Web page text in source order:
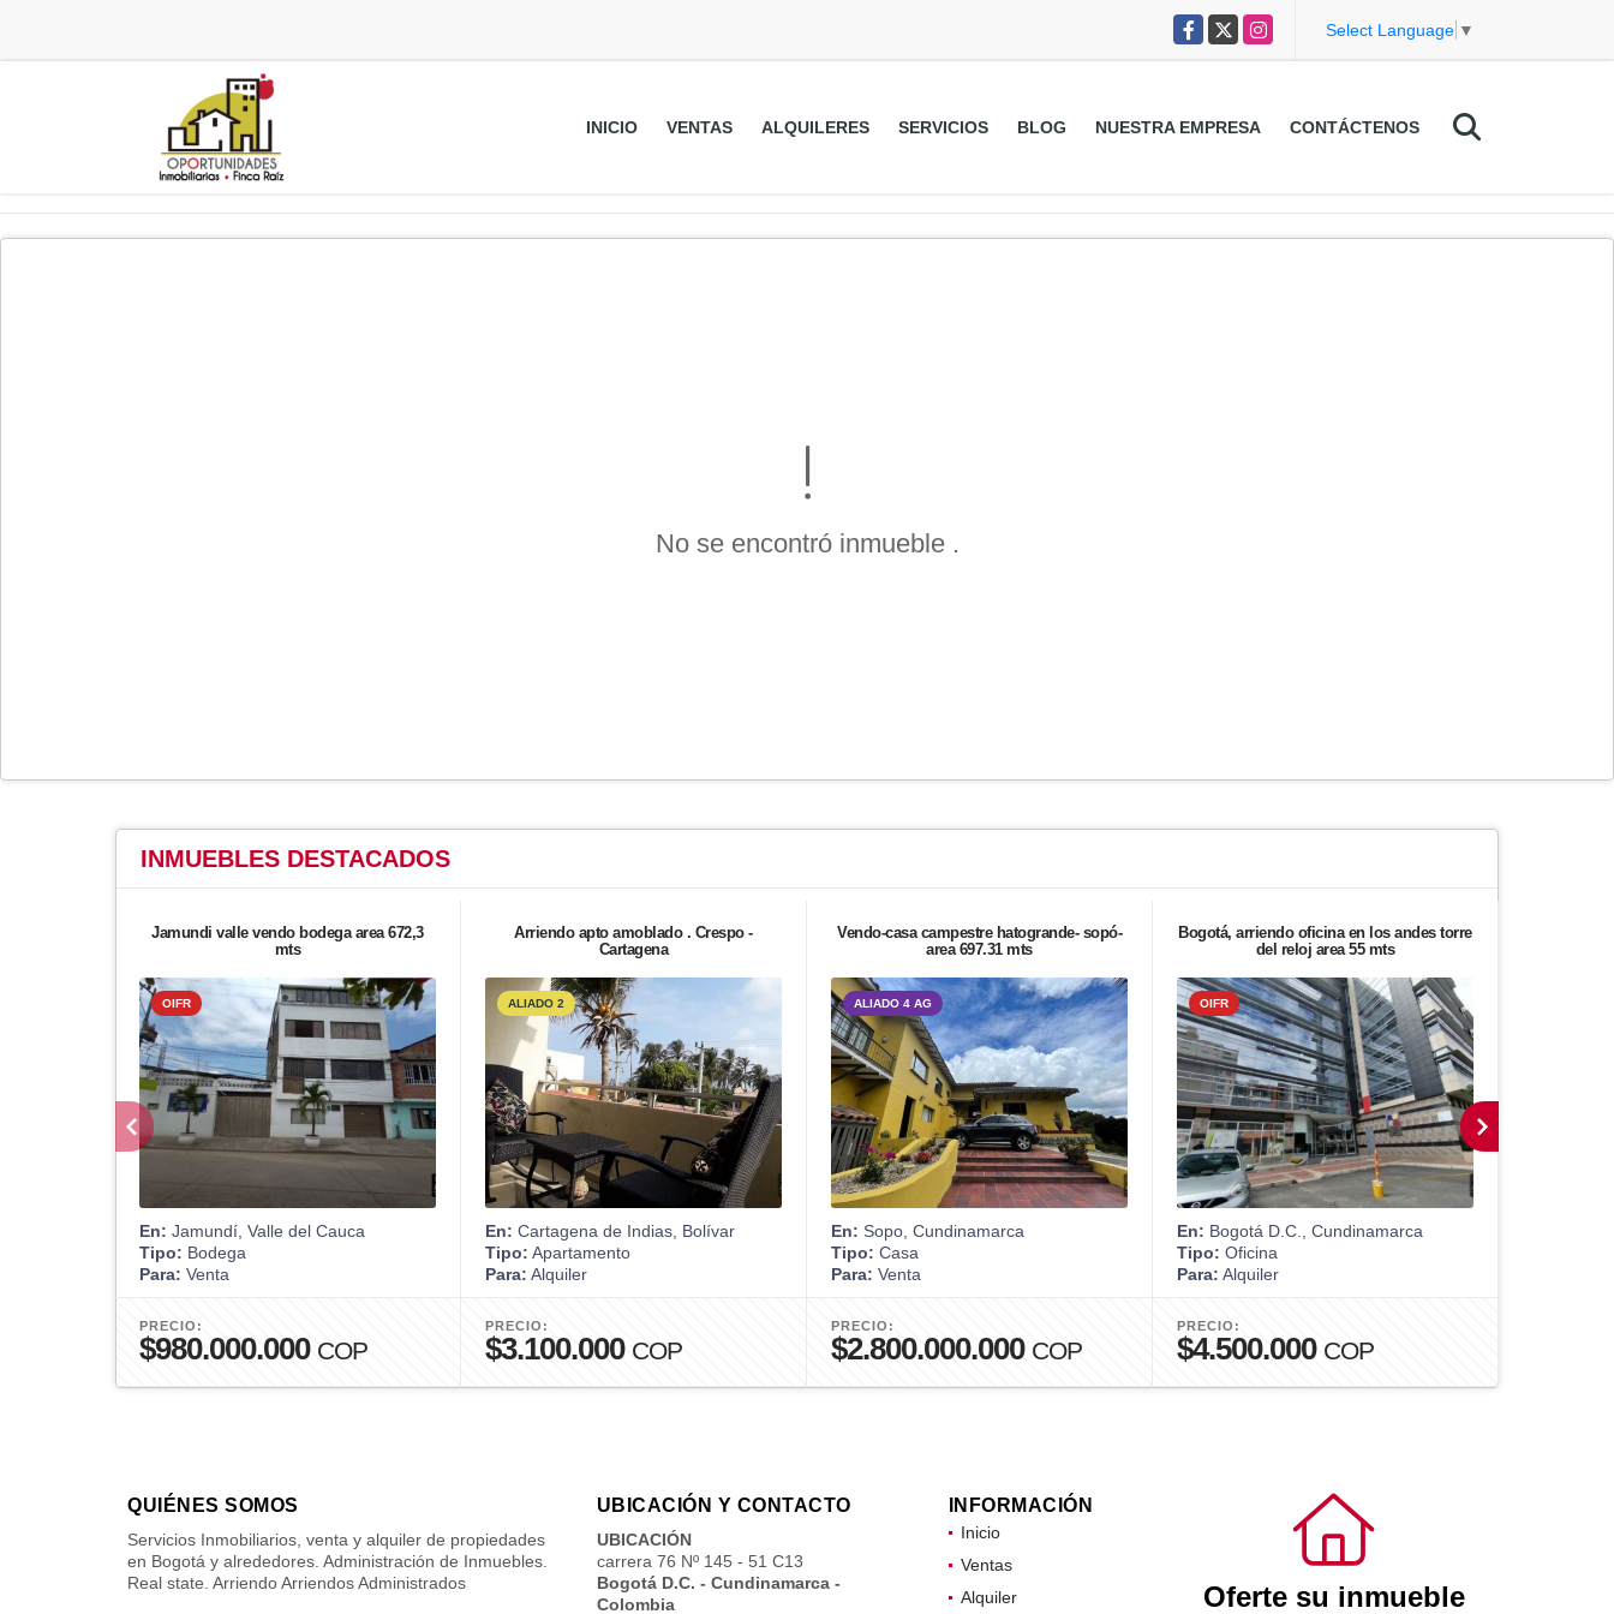
Facebook
X Instagram Select Language ▼
INICIO VENTAS ALQUILERES SERVICIOS BLOG NUESTRA EMPRESA CONTÁCTENOS
No se encontró inmueble .
INMUEBLES DESTACADOS
Jamundi valle vendo bodega area 672,3
mts
OIFR
En: Jamundí, Valle del Cauca
Tipo: Bodega
Para: Venta
PRECIO:
$980.000.000 COP
Arriendo apto amoblado . Crespo -
Cartagena
ALIADO 2
En: Cartagena de Indias, Bolívar
Tipo: Apartamento
Para: Alquiler
PRECIO:
$3.100.000 COP
Vendo-casa campestre hatogrande- sopó-
area 697.31 mts
ALIADO 4 AG
En: Sopo, Cundinamarca
Tipo: Casa
Para: Venta
PRECIO:
$2.800.000.000 COP
Bogotá, arriendo oficina en los andes torre
del reloj area 55 mts
OIFR
En: Bogotá D.C., Cundinamarca
Tipo: Oficina
Para: Alquiler
PRECIO:
$4.500.000 COP
QUIÉNES SOMOS
Servicios Inmobiliarios, venta y alquiler de propiedades
en Bogotá y alrededores. Administración de Inmuebles.
Real state. Arriendo Arriendos Administrados
UBICACIÓN Y CONTACTO
UBICACIÓN
carrera 76 Nº 145 - 51 C13
Bogotá D.C. - Cundinamarca -
Colombia
INFORMACIÓN
Inicio
Ventas
Alquiler
Oferte su inmueble